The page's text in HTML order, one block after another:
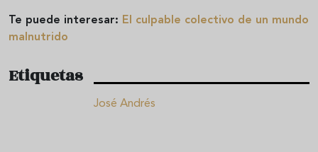
Te puede interesar: El culpable colectivo de un mundo
malnutrido
Etiquetas
José Andrés